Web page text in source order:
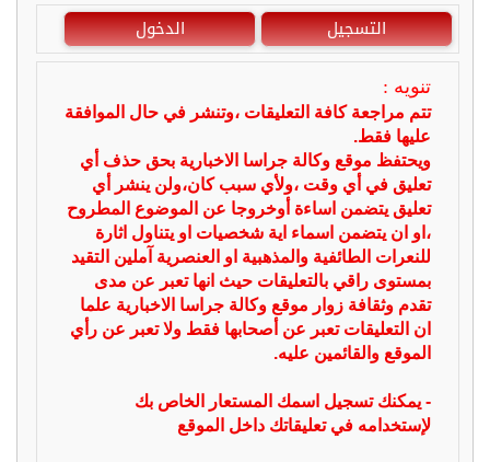
التسجيل الدخول
تنويه :
تتم مراجعة كافة التعليقات ،وتنشر في حال الموافقة
عليها فقط.
ويحتفظ موقع وكالة جراسا الاخبارية بحق حذف أي
تعليق في أي وقت ،ولأي سبب كان،ولن ينشر أي
تعليق يتضمن اساءة أوخروجا عن الموضوع المطروح
،او ان يتضمن اسماء اية شخصيات او يتناول اثارة
للنعرات الطائفية والمذهبية او العنصرية آملين التقيد
بمستوى راقي بالتعليقات حيث انها تعبر عن مدى
تقدم وثقافة زوار موقع وكالة جراسا الاخبارية علما
ان التعليقات تعبر عن أصحابها فقط ولا تعبر عن رأي
الموقع والقائمين عليه.
- يمكنك تسجيل اسمك المستعار الخاص بك
لإستخدامه في تعليقاتك داخل الموقع